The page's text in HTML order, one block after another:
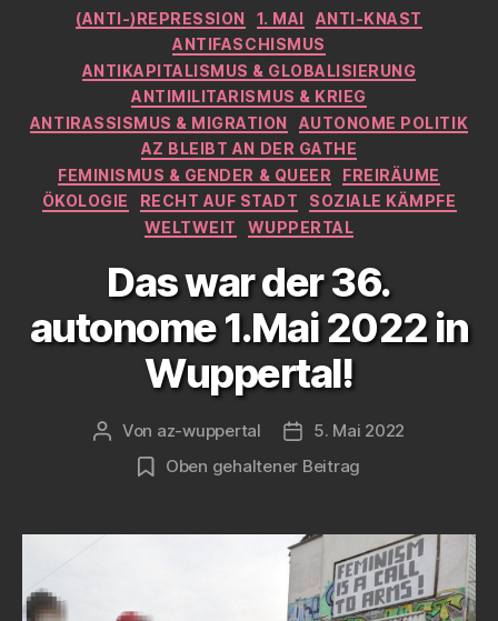
Kategorien
(ANTI-)REPRESSION 1. MAI
ANTI-KNAST
ANTIFASCHISMUS
ANTIKAPITALISMUS & GLOBALISIERUNG
ANTIMILITARISMUS & KRIEG
ANTIRASSISMUS & MIGRATION
AUTONOME POLITIK
AZ BLEIBT AN DER GATHE
FEMINISMUS & GENDER & QUEER
FREIRÄUME
ÖKOLOGIE
RECHT AUF STADT
SOZIALE KÄMPFE
WELTWEIT
WUPPERTAL
Das war der 36.
autonome 1.Mai 2022 in
Wuppertal!
Beitragsautor
Von az-wuppertal Veröffentlichungsdatum
5. Mai 2022
Oben gehaltener Beitrag